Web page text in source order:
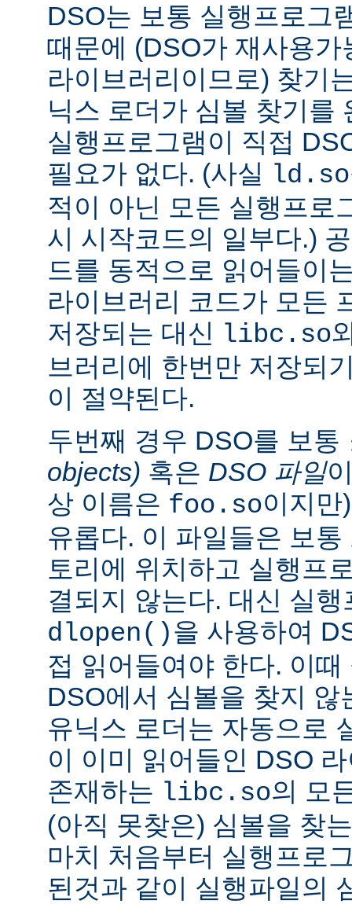
DSO는 보통 실행프로그
때문에 (DSO가 재사용
라이브러리이므로) 찾기
닉스 로더가 심볼 찾기를
실행프로그램이 직접
필요가 없다. (사실
ld.so
적이 아닌 모든 실행프로
시 시작코드의 일부다.)
드를 동적으로 읽어들이
라이브러리 코드가 모든
저장되는 대신
libc.so
브러리에 한번만 저장되
이 절약된다.
두번째 경우 DSO를 보통
objects) 혹은 DSO 파일
상 이름은 foo.so이지만
유롭다. 이 파일들은 보
토리에 위치하고 실행프
결되지 않는다. 대신 실
dlopen()을 사용하여
접 읽어들여야 한다. 이
DSO에서 심볼을 찾지 않
유닉스 로더는 자동으로
이 이미 읽어들인 DSO
존재하는 libc.so의 모
(아직 못찾은) 심볼을 찾
마치 처음부터 실행프로
된것과 같이 실행파일의